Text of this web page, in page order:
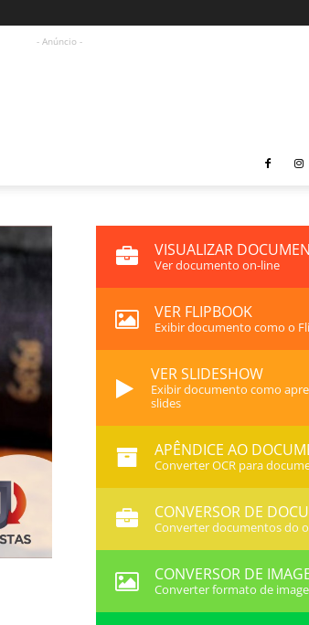
- Anúncio -
VISUALIZAR
Ver documento on-line
VER FLIPBOOK
Exibir documento como o
VER SLIDESHOW
Exibir documento como
slides
APÊNDICE AO
Converter OCR para
CONVERSOR DE
Converter documentos do
CONVERSOR DE
Converter formato de